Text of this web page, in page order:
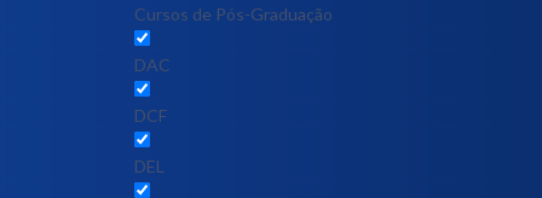
Cursos de Pós-Graduação
DAC
DCF
DEL